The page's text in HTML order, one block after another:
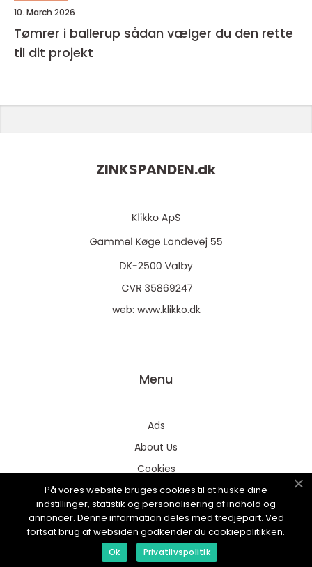
10. March 2026
Tømrer i ballerup sådan vælger du den rette
til dit projekt
ZINKSPANDEN.dk
web: www.klikko.dk
Menu
Ads
About Us
Cookies
Contact
Sitemap
På vores website bruges cookies til at huske dine
indstillinger, statistik og personalisering af indhold og
annoncer. Denne information deles med tredjepart. Ved
fortsat brug af websiden godkender du cookiepolitikken.
Ok Privatlivspolitik